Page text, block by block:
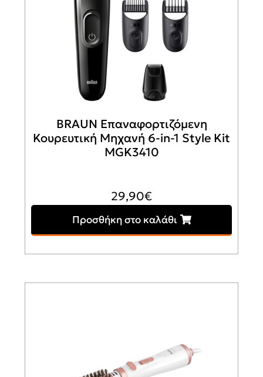
BRAUN Επαναφορτιζόμενη
Κουρευτική Μηχανή 6-in-1 Style Kit
MGK3410
29,90€
Προσθήκη στο καλάθι